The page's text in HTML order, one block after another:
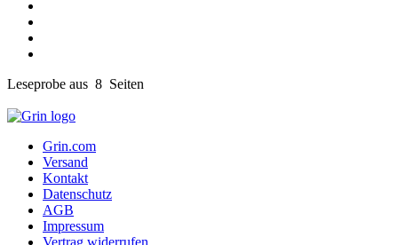
Leseprobe aus 8 Seiten
Grin.com
Versand
Kontakt
Datenschutz
AGB
Impressum